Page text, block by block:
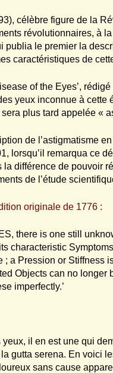
célèbre figure de la
révolutionnaires, à
publia le premier la
caractéristiques de
of the Eyes’,
yeux inconnue à cette
plus tard appelée «
de l’astigmatisme
lorsqu’il remarqua ce
différence de pouvoir
de l’étude
originale de 1776 :
there is one still
characteristic
a Pression or Stiffness
Objects can no longer
imperfectly.’
il en est une qui
gutta serena. En voici
sans cause